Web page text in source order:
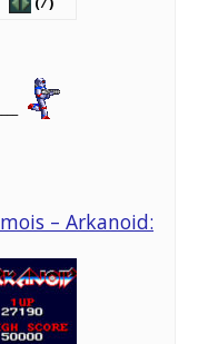
– Arkanoid: